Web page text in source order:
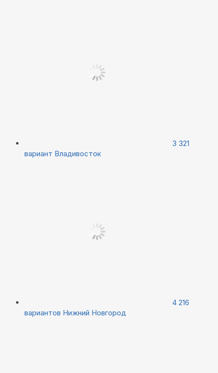
3 321
вариант Владивосток
4 216
вариантов Нижний Новгород